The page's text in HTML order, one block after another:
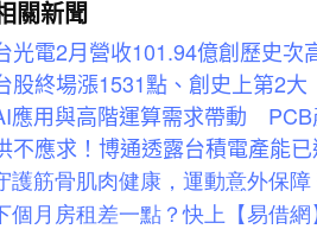
關新聞
光電2月營收101.94億創歷史
股終場漲1531點、創史上第2
應用與高階運算需求帶動 PCB
不應求！博通透露台積電產能